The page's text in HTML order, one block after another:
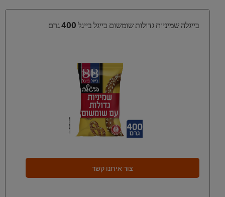
בייגלה שמיניות גדולות שומשום בייגל בייגל 400 גרם
צור איתנו קשר